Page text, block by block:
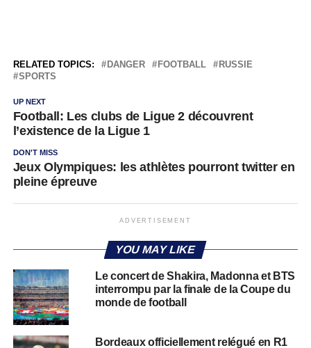
RELATED TOPICS: DANGER FOOTBALL
RUSSIE
SPORTS
UP NEXT
Football: Les clubs de Ligue 2 découvrent
l’existence de la Ligue 1
DON'T MISS
Jeux Olympiques: les athlètes pourront twitter en
pleine épreuve
ADVERTISEMENT
YOU MAY LIKE
Le concert de Shakira, Madonna et BTS
interrompu par la finale de la Coupe du
monde de football
Bordeaux officiellement relégué en R1